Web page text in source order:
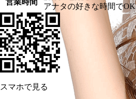
営業時間
アナタの好きな時間でOK
スマホで見る